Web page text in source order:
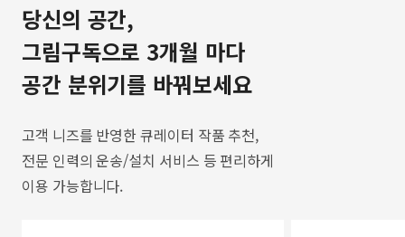
당신의 공간,
그림구독으로 3개월 마다
공간 분위기를 바꿔보세요
고객 니즈를 반영한 큐레이터 작품 추천,
전문 인력의 운송/설치 서비스 등 편리하게
이용 가능합니다.